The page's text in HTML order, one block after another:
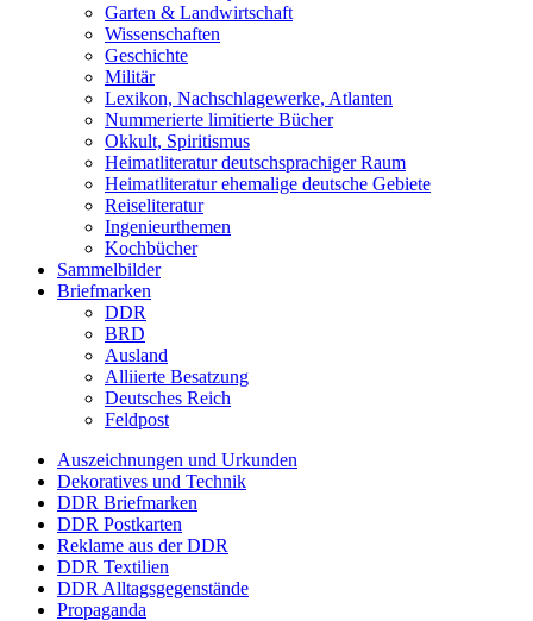
Garten & Landwirtschaft
Wissenschaften
Geschichte
Militär
Lexikon, Nachschlagewerke, Atlanten
Nummerierte limitierte Bücher
Okkult, Spiritismus
Heimatliteratur deutschsprachiger Raum
Heimatliteratur ehemalige deutsche Gebiete
Reiseliteratur
Ingenieurthemen
Kochbücher
Sammelbilder
Briefmarken
DDR
BRD
Ausland
Alliierte Besatzung
Deutsches Reich
Feldpost
Auszeichnungen und Urkunden
Dekoratives und Technik
DDR Briefmarken
DDR Postkarten
Reklame aus der DDR
DDR Textilien
DDR Alltagsgegenstände
Propaganda